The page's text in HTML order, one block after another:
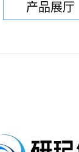
产品展厅